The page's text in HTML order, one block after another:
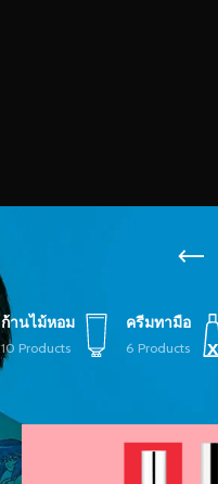
ก้านไม้หอม
10 Products
ครีมทามือ
6 Products